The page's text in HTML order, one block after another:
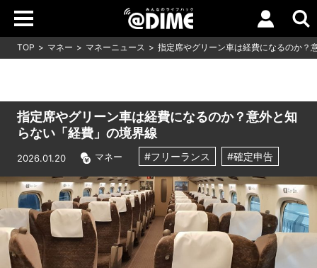
TOP マネー マネーニュース 指定席やグリーン車は経費になるのか？
指定席やグリーン車は経費になるのか？意外と知
らない「経費」の境界線
2026.01.20 マネー #フリーランス #確定申告